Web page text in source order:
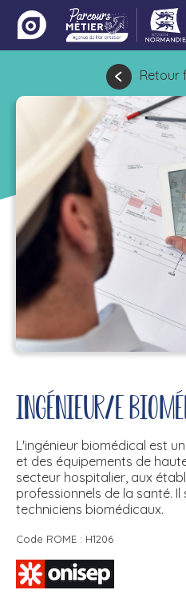
Retour
Ingénieur/e
L'ingénieur biomédical est
et des équipements de
secteur hospitalier, aux
professionnels de la santé.
techniciens biomédicaux.
Code ROME : H1206